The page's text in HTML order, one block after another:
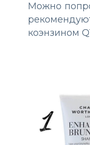
Можно
коэнзином